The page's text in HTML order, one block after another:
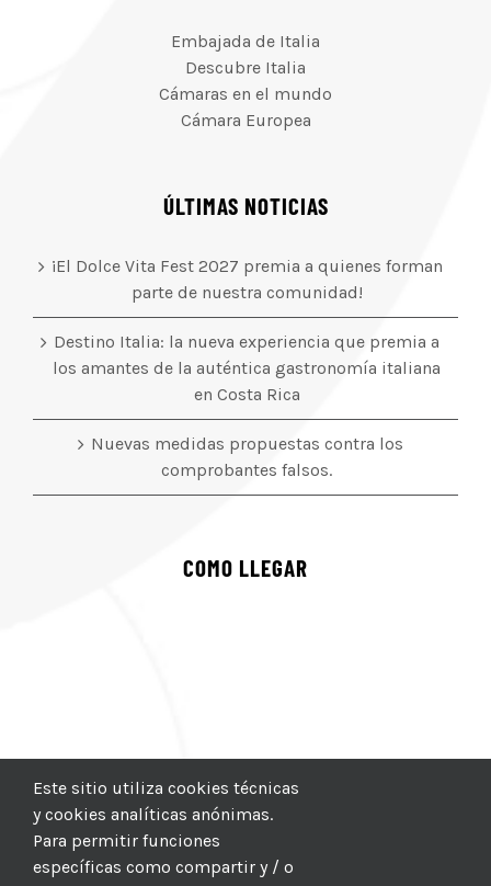
Embajada de Italia
Descubre Italia
Cámaras en el mundo
Cámara Europea
ÚLTIMAS NOTICIAS
¡El Dolce Vita Fest 2027 premia a quienes forman
parte de nuestra comunidad!
Destino Italia: la nueva experiencia que premia a
los amantes de la auténtica gastronomía italiana
en Costa Rica
Nuevas medidas propuestas contra los
comprobantes falsos.
COMO LLEGAR
Este sitio utiliza cookies técnicas
y cookies analíticas anónimas.
Para permitir funciones
específicas como compartir y / o